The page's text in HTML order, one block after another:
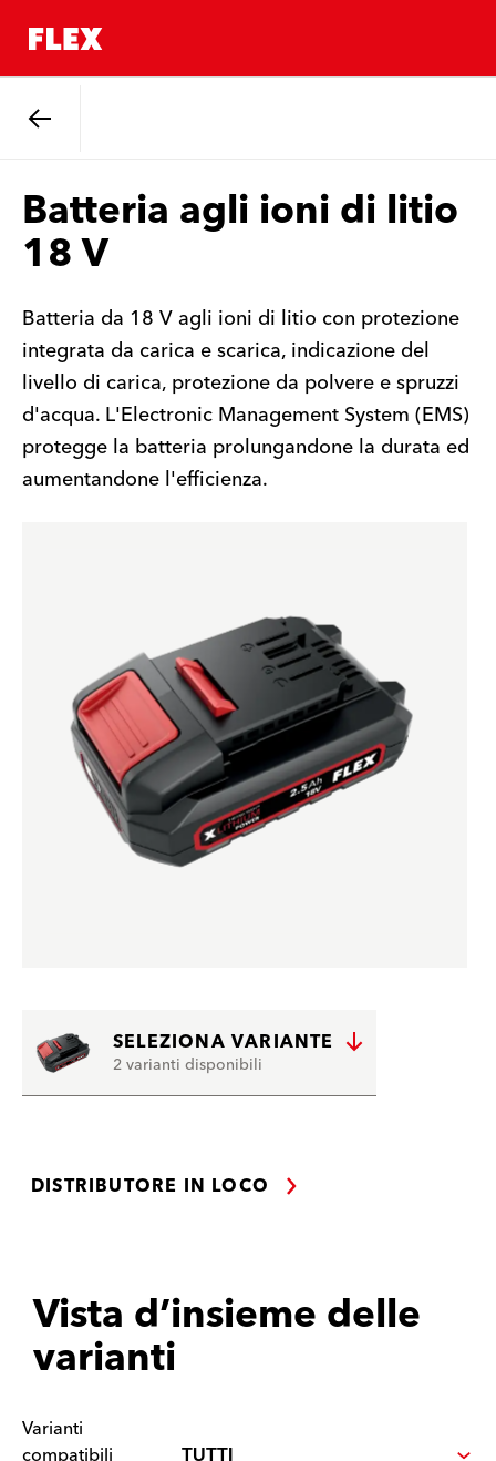
Batteria agli ioni di litio
18 V
Batteria da 18 V agli ioni di litio con protezione
integrata da carica e scarica, indicazione del
livello di carica, protezione da polvere e spruzzi
d'acqua. L'Electronic Management System (EMS)
protegge la batteria prolungandone la durata ed
aumentandone l'efficienza.
SELEZIONA VARIANTE
2 varianti disponibili
DISTRIBUTORE IN LOCO
Vista d’insieme delle
varianti
Varianti